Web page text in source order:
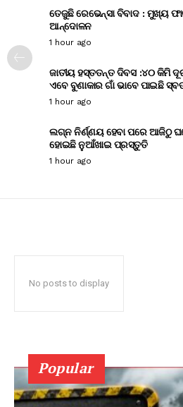
ତେଜୁଛି ରେଭେନ୍ସା ବିବାଦ : ମୁଖ୍ୟ
ଆନ୍ଦୋଳନ
1 hour ago
ଜାତୀୟ ହସ୍ତତନ୍ତ ଦିବସ :୪୦ କିମି
ଏବେ ବୁଣାକାର ଗାଁ ଭାବେ ପାଇଛି
1 hour ago
ଲଗ୍ନ ନିର୍ଣ୍ଣୟ ହେବା ପରେ ଆଜିଠୁ
ହୋଇଛି ନୁଆଁଖାଇ ପ୍ରସ୍ତୁତି
1 hour ago
No posts to display
Popular